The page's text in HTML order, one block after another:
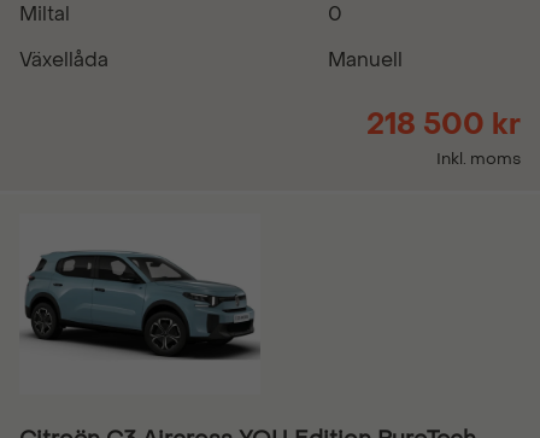
Miltal
0
Växellåda
Manuell
218 500 kr
Inkl. moms